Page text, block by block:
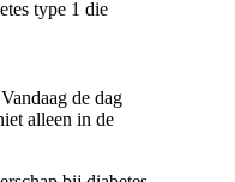
type 1 die
de dag
alleen in de